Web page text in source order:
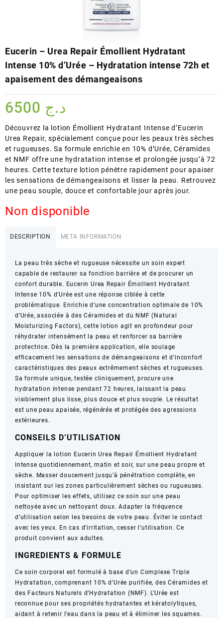
Eucerin – Urea Repair Émollient Hydratant
Intense 10% d’Urée – Hydratation intense 72h et
apaisement des démangeaisons
د.ج
Découvrez la lotion Émollient Hydratant Intense d’Eucerin
Urea Repair, spécialement conçue pour les peaux très sèches
et rugueuses. Sa formule enrichie en 10% d’Urée, Céramides
et NMF offre une hydratation intense et prolongée jusqu’à 72
heures. Cette texture lotion pénètre rapidement pour apaiser
les sensations de démangeaisons et lisser la peau. Retrouvez
une peau souple, douce et confortable jour après jour.
Non disponible
DESCRIPTION META INFORMATION
La peau très sèche et rugueuse nécessite un soin expert
capable de restaurer sa fonction barrière et de procurer un
confort durable. Eucerin Urea Repair Émollient Hydratant
Intense 10% d’Urée est une réponse ciblée à cette
problématique. Enrichie d’une concentration optimale de 10%
d’Urée, associée à des Céramides et du NMF (Natural
Moisturizing Factors), cette lotion agit en profondeur pour
réhydrater intensément la peau et renforcer sa barrière
protectrice. Dès la première application, elle soulage
efficacement les sensations de démangeaisons et d’inconfort
caractéristiques des peaux extrêmement sèches et rugueuses.
Sa formule unique, testée cliniquement, procure une
hydratation intense pendant 72 heures, laissant la peau
visiblement plus lisse, plus douce et plus souple. Le résultat
est une peau apaisée, régénérée et protégée des agressions
extérieures.
CONSEILS D’UTILISATION
Appliquer la lotion Eucerin Urea Repair Émollient Hydratant
Intense quotidiennement, matin et soir, sur une peau propre et
sèche. Masser doucement jusqu’à pénétration complète, en
insistant sur les zones particulièrement sèches ou rugueuses.
Pour optimiser les effets, utilisez ce soin sur une peau
nettoyée avec un nettoyant doux. Adapter la fréquence
d’utilisation selon les besoins de votre peau. Éviter le contact
avec les yeux. En cas d’irritation, cesser l’utilisation. Ce
produit convient aux adultes.
INGREDIENTS & FORMULE
Ce soin corporel est formulé à base d’un Complexe Triple
Hydratation, comprenant 10% d’Urée purifiée, des Céramides et
des Facteurs Naturels d’Hydratation (NMF). L’Urée est
reconnue pour ses propriétés hydratantes et kératolytiques,
aidant à retenir l’eau dans la peau et à éliminer les squames.